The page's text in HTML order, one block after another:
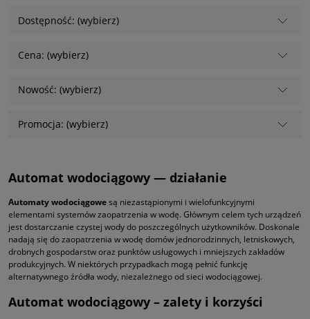
Dostępność: (wybierz)
Cena: (wybierz)
Nowość: (wybierz)
Promocja: (wybierz)
Automat wodociągowy — działanie
Automaty wodociągowesą niezastąpionymi i wielofunkcyjnymi
elementami systemów zaopatrzenia w wodę. Głównym celem tych urządzeń
jest dostarczanie czystej wody do poszczególnych użytkowników. Doskonale
nadają się do zaopatrzenia w wodę domów jednorodzinnych, letniskowych,
drobnych gospodarstw oraz punktów usługowych i mniejszych zakładów
produkcyjnych. W niektórych przypadkach mogą pełnić funkcję
alternatywnego źródła wody, niezależnego od sieci wodociągowej.
Automat wodociągowy – zalety i korzyści